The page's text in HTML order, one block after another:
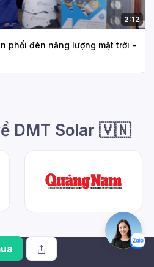
2:12
mặt trời -
DMT Solar 🇻🇳